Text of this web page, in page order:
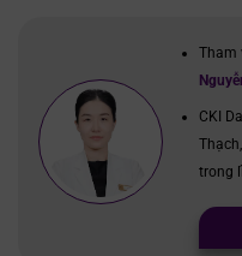
Tham
CKI
trong